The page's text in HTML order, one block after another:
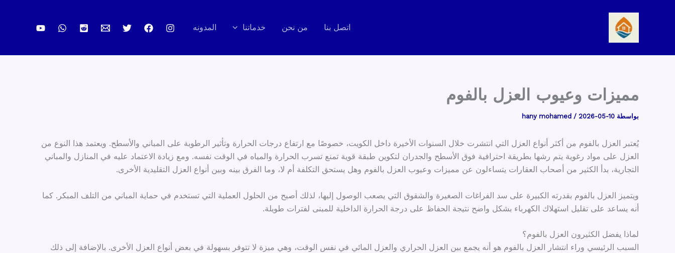
اتصل بنا من نحن خدماتنا المدونه
مميزات وعيوب العزل بالفوم
بواسطة hany mohamed / 2026-05-10
يُعتبر العزل بالفوم من أكثر أنواع العزل التي انتشرت خلال السنوات الأخيرة داخل الكويت، خصوصًا مع ارتفاع درجات الحرارة وتأثير الرطوبة على المباني والأسطح. ويعتمد هذا النوع من
العزل على مواد رغوية يتم رشها بطريقة احترافية فوق الأسطح والجدران لتكوين طبقة قوية تمنع تسرب الحرارة والمياه في الوقت نفسه. ومع زيادة الاعتماد عليه في المنازل والمباني
التجارية، بدأ الكثير من أصحاب العقارات يتساءلون عن مميزات وعيوب العزل بالفوم وهل يستحق التكلفة أم لا، وما الفرق بينه وبين أنواع العزل التقليدية الأخرى.
ويتميز العزل بالفوم بقدرته الكبيرة على سد الفراغات الصغيرة والشقوق التي يصعب الوصول إليها، لذلك أصبح من الحلول العملية التي تستخدم في حماية المباني من التلف المبكر. كما
أنه يساعد على تقليل استهلاك الكهرباء بشكل واضح نتيجة الحفاظ على درجة الحرارة الداخلية للمبنى لفترات طويلة.
لماذا يفضل الكثيرون العزل بالفوم؟
السبب الرئيسي وراء انتشار العزل بالفوم هو أنه يجمع بين العزل الحراري والعزل المائي في نفس الوقت، وهي ميزة لا تتوفر بسهولة في بعض أنواع العزل الأخرى. بالإضافة إلى ذلك